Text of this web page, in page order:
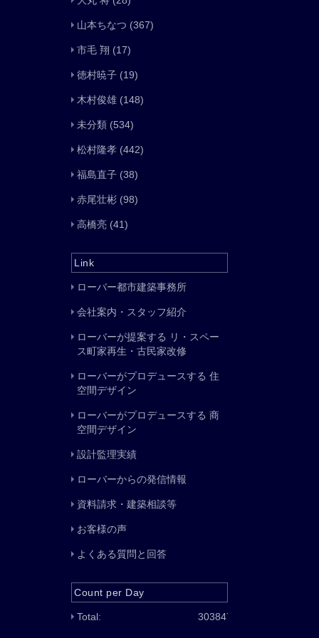
山本ちなつ (367)
市毛 翔 (17)
徳村暁子 (19)
木村俊雄 (148)
未分類 (534)
松村隆孝 (442)
福島直子 (38)
赤尾壮彬 (98)
高橋亮 (41)
Link
ローバー都市建築事務所
会社案内・スタッフ紹介
ローバーが提案する リ・スペー
ス町家再生・古民家改修
ローバーがプロデュースする 住
空間デザイン
ローバーがプロデュースする 商
空間デザイン
設計監理実績
ローバーからの発信情報
資料請求・建築相談等
お客様の声
よくある質問と回答
Count per Day
303847
Total: